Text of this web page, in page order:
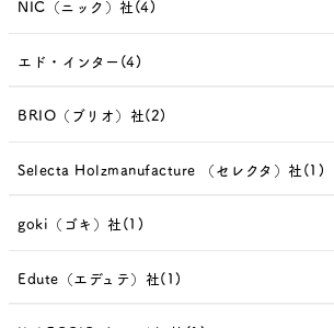
NIC（ニック）社(4)
エド・インター(4)
BRIO（ブリオ）社(2)
Selecta Holzmanufacture （セレクタ）社(1)
goki（ゴキ）社(1)
Edute（エデュテ）社(1)